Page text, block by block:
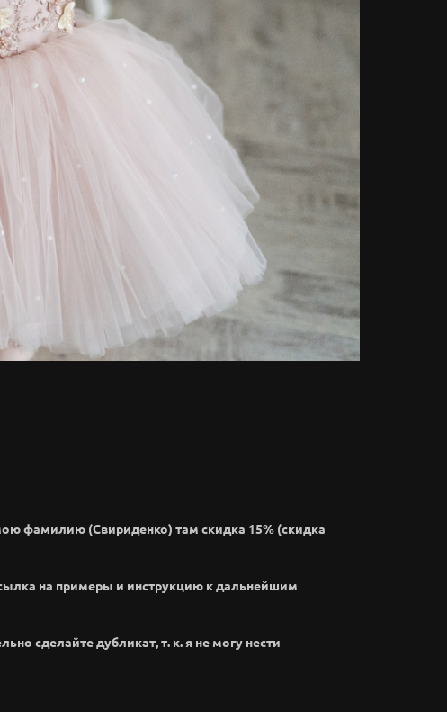
фамилию (Свириденко) там скидка 15% (скидка
на примеры и инструкцию к дальнейшим
сделайте дубликат, т. к. я не могу нести